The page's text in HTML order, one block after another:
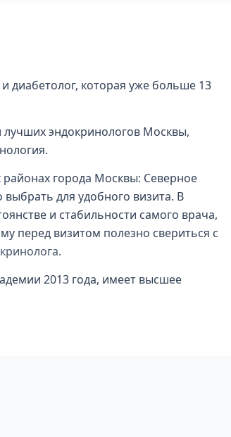
диабетолог, которая уже больше 13
эндокринологов Москвы,
районах города Москвы: Северное
для удобного визита. В
и стабильности самого врача,
перед визитом полезно свериться с
.
2013 года, имеет высшее